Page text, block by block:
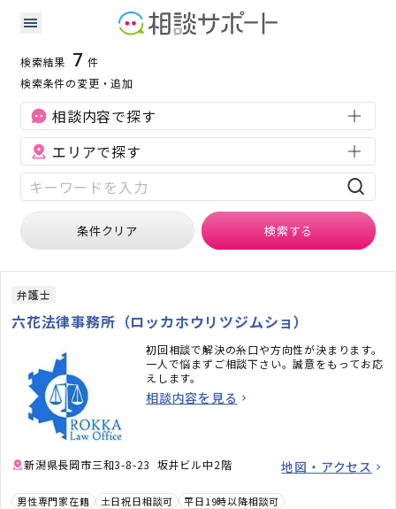
新潟県のその他に強い専門家の検索結果
その他
検索結果 7 件
検索条件の変更・追加
相談内容で探す
エリアで探す
条件クリア 検索する
弁護士
六花法律事務所（ロッカホウリツジムショ）
初回相談で解決の糸口や方向性が決まります。
一人で悩まずご相談下さい。誠意をもってお応
えします。
相談内容を見る
新潟県長岡市三和3-8-23 坂井ビル中2階 地図・アクセス
男性専門家在籍 土日祝日相談可 平日19時以降相談可